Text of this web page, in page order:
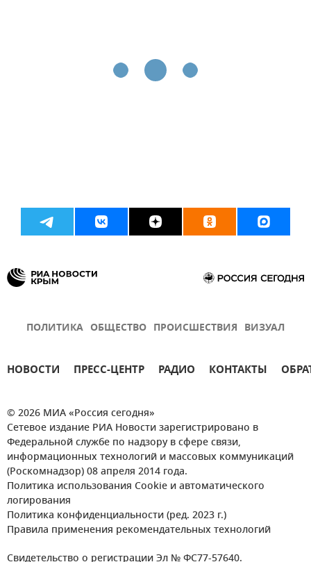
ПОЛИТИКА ОБЩЕСТВО ПРОИСШЕСТВИЯ ВИЗУАЛ
НОВОСТИ ПРЕСС-ЦЕНТР РАДИО КОНТАКТЫ
© 2026 МИА «Россия сегодня»
Сетевое издание РИА Новости зарегистрировано в
Федеральной службе по надзору в сфере связи,
информационных технологий и массовых коммуникаций
(Роскомнадзор) 08 апреля 2014 года.
Политика использования Cookie и автоматического
логирования
Политика конфиденциальности (ред. 2023 г.)
Правила применения рекомендательных технологий
Свидетельство о регистрации Эл № ФС77-57640.